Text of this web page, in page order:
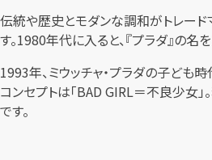
伝統や歴史とモダンな調和がトレード
す。1980年代に入ると、『プラダ』の
1993年、ミウッチャ・プラダの子ども
コンセプトは「BAD GIRL＝不良少女
です。